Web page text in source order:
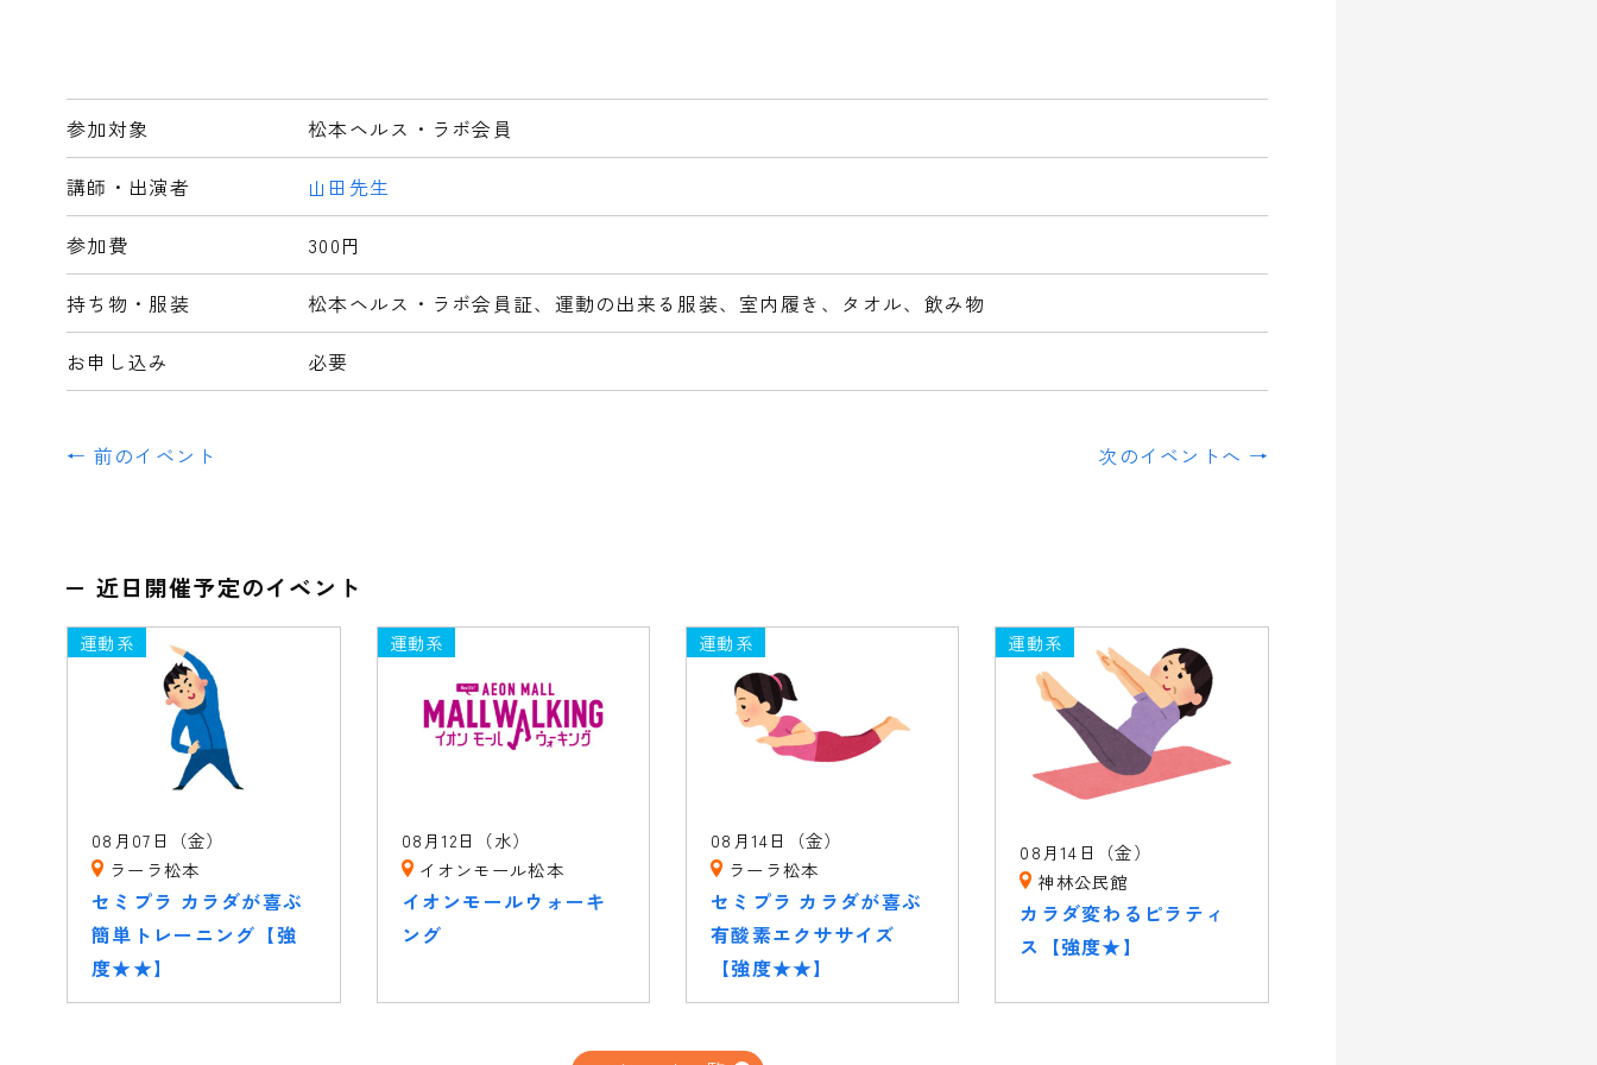
参加対象 松本ヘルス・ラボ会員
講師・出演者 山田先生
参加費 300円
持ち物・服装 松本ヘルス・ラボ会員証、運動の出来る服装、室内履き、タオル、飲み物
お申し込み 必要
← 前のイベント 次のイベントへ →
近日開催予定のイベント
運動系
08月07日（金）
ラーラ松本
セミプラ カラダが喜ぶ
簡単トレーニング【強
度★★】
運動系
08月12日（水）
イオンモール松本
イオンモールウォーキ
ング
運動系
08月14日（金）
ラーラ松本
セミプラ カラダが喜ぶ
有酸素エクササイズ
【強度★★】
運動系
08月14日（金）
神林公民館
カラダ変わるピラティ
ス【強度★】